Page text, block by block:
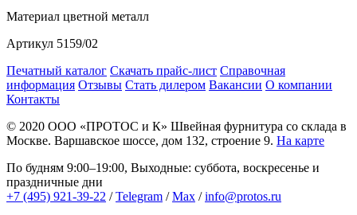
Материал цветной металл
Артикул 5159/02
Печатный каталог Скачать прайс-лист Справочная
информация Отзывы Стать дилером Вакансии О компании
Контакты
© 2020 ООО «ПРОТОС и К» Швейная фурнитура со склада в
Москве. Варшавское шоссе, дом 132, строение 9. На карте
По будням 9:00–19:00, Выходные: суббота, воскресенье и
праздничные дни
+7 (495) 921-39-22 /Telegram /Max /info@protos.ru